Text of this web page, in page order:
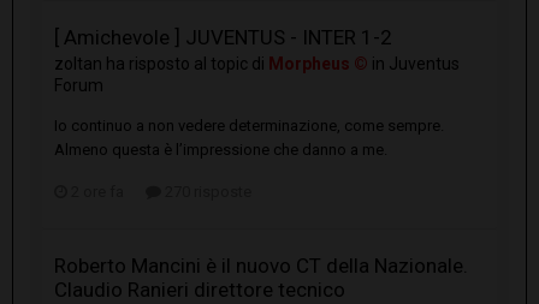
[ Amichevole ] JUVENTUS - INTER 1-2
zoltan ha risposto al topic di Morpheus © in Juventus
Forum
Io continuo a non vedere determinazione, come sempre.
Almeno questa è l’impressione che danno a me.
Roberto Mancini è il nuovo CT della Nazionale.
Claudio Ranieri direttore tecnico